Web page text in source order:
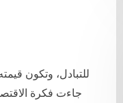
ﻟﻠﺘﺒﺎﺩﻝ، ﻭﺗﻜﻮﻥ
ﺟﺎﺀﺕ ﻓﻜﺮﺓ